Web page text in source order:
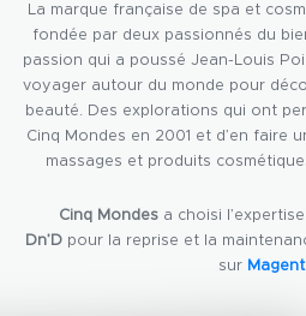
La marque française de spa et
fondée par deux passionnés du
passion qui a poussé Jean-Louis
voyager autour du monde pour
beauté. Des explorations qui ont
Cinq Mondes en 2001 et d’en faire
massages et produits
Cinq Mondesa choisi l’expertise
Dn’D pour la reprise et la
sur